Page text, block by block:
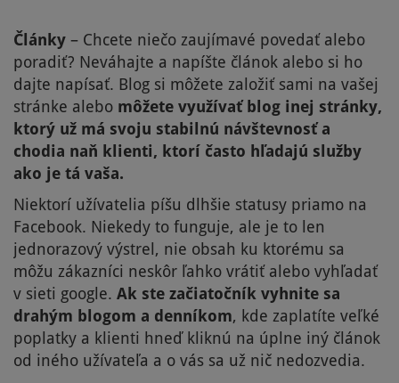
Články – Chcete niečo zaujímavé povedať alebo
poradiť? Neváhajte a napíšte článok alebo si ho
dajte napísať. Blog si môžete založiť sami na vašej
stránke alebo môžete využívať blog inej stránky,
ktorý už má svoju stabilnú návštevnosť a
chodia naň klienti, ktorí často hľadajú služby
ako je tá vaša.
Niektorí užívatelia píšu dlhšie statusy priamo na
Facebook. Niekedy to funguje, ale je to len
jednorazový výstrel, nie obsah ku ktorému sa
môžu zákazníci neskôr ľahko vrátiť alebo vyhľadať
v sieti google. Ak ste začiatočník vyhnite sa
drahým blogom a denníkom, kde zaplatíte veľké
poplatky a klienti hneď kliknú na úplne iný článok
od iného užívateľa a o vás sa už nič nedozvedia.